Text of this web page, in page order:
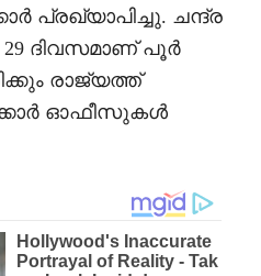
ചന്ദ്ര
ദിവസമാണ് പൂർ
രാജ്യത്ത്
ഓഫീസുകൾ